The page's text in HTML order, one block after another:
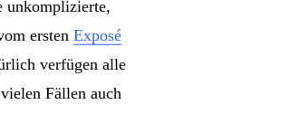
unkomplizierte,
ersten Exposé
verfügen alle
Fällen auch